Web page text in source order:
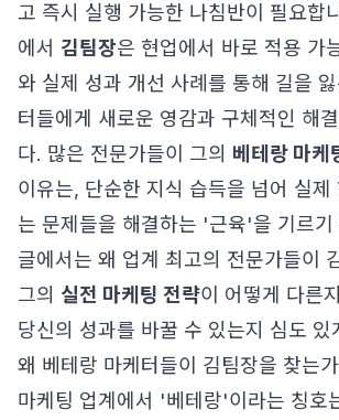
고 즉시 실행 가능한 나침반이 필요합
에서 김팀장은 현업에서 바로 적용 가
와 실제 성과 개선 사례를 통해 길을 잃
터들에게 새로운 영감과 구체적인 해
다. 많은 전문가들이 그의 베테랑 마케
이유는, 단순한 지식 습득을 넘어 실제
는 문제들을 해결하는 '근육'을 기르기
글에서는 왜 업계 최고의 전문가들이
그의 실전 마케팅 전략이 어떻게 다른
당신의 성과를 바꿀 수 있는지 심도 있
왜 베테랑 마케터들이 김팀장을 찾는
마케팅 업계에서 '베테랑'이라는 칭호